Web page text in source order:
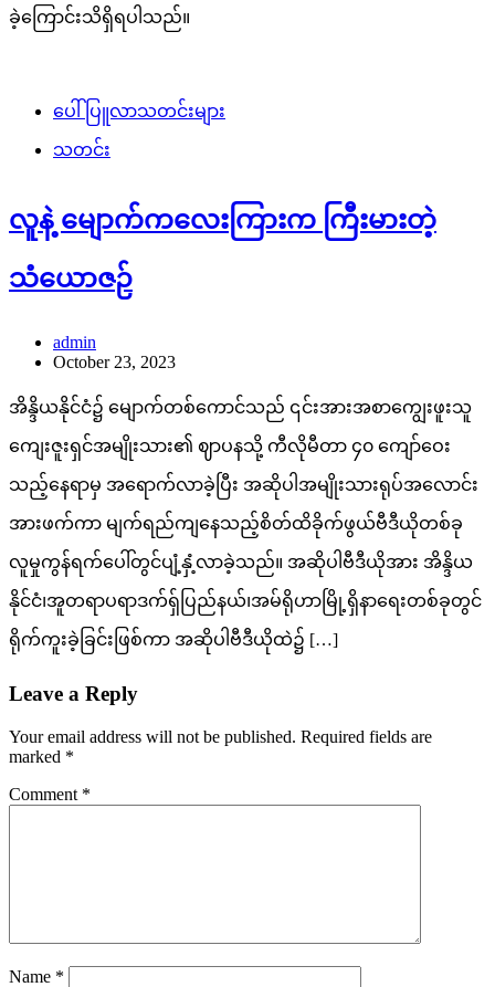
ခဲ့ကြောင်းသိရှိရပါသည်။
ပေါ်ပြူလာသတင်းများ
သတင်း
လူနဲ့ မျောက်ကလေးကြားက ကြီးမားတဲ့
သံယောဇဉ်
admin
October 23, 2023
အိန္ဒိယနိုင်ငံ၌ မျောက်တစ်ကောင်သည် ၎င်းအားအစာကျွေးဖူးသူ
ကျေးဇူးရှင်အမျိုးသား၏ ဈာပနသို့ ကီလိုမီတာ ၄၀ ကျော်ဝေး
သည့်နေရာမှ အရောက်လာခဲ့ပြီး အဆိုပါအမျိုးသားရုပ်အလောင်း
အားဖက်ကာ မျက်ရည်ကျနေသည့်စိတ်ထိခိုက်ဖွယ်ဗီဒီယိုတစ်ခု
လူမှုကွန်ရက်ပေါ်တွင်ပျံ့နှံ့လာခဲ့သည်။ အဆိုပါဗီဒီယိုအား အိန္ဒိယ
နိုင်ငံ၊အူတရာပရာဒက်ရှ်ပြည်နယ်၊အမ်ရိုဟာမြို့ရှိနာရေးတစ်ခုတွင်
ရိုက်ကူးခဲ့ခြင်းဖြစ်ကာ အဆိုပါဗီဒီယိုထဲ၌ […]
Leave a Reply
Your email address will not be published. Required fields are
marked *
Comment *
Name *